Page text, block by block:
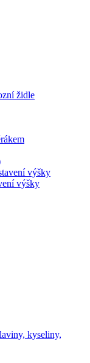
židle
výšky
výšky
kyseliny,